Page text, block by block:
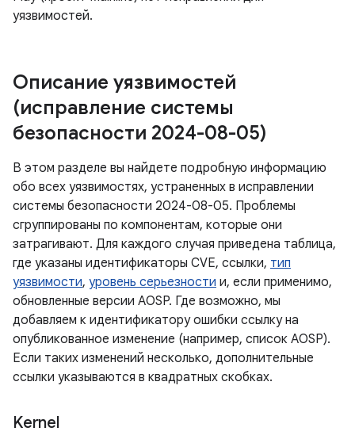
уязвимостей.
Описание уязвимостей
(исправление системы
безопасности 2024-08-05)
В этом разделе вы найдете подробную информацию
обо всех уязвимостях, устраненных в исправлении
системы безопасности 2024-08-05. Проблемы
сгруппированы по компонентам, которые они
затрагивают. Для каждого случая приведена таблица,
где указаны идентификаторы CVE, ссылки, тип
уязвимости, уровень серьезности и, если применимо,
обновленные версии AOSP. Где возможно, мы
добавляем к идентификатору ошибки ссылку на
опубликованное изменение (например, список AOSP).
Если таких изменений несколько, дополнительные
ссылки указываются в квадратных скобках.
Kernel